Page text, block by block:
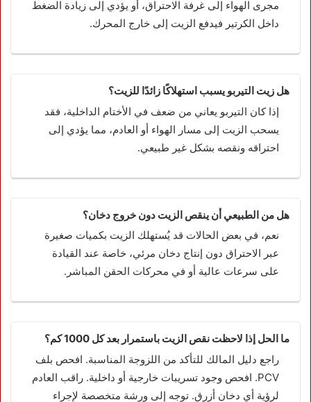
مجرى الهواء إلى غرفة الاحتراق، أو يؤدي إلى زيادة الضغط
داخل الكرتير فيدفع الزيت إلى خارج المحرك.
هل زيت التيربو يسبب استهلاكًا زائدًا للزيت؟
إذا كان التيربو يعاني من ضعف في الأختام الداخلية، فقد
يسحب الزيت إلى مسار الهواء أو العادم، مما يؤدي إلى
احتراقه ونقصه بشكل غير طبيعي.
هل من الطبيعي أن ينقص الزيت دون خروج دخان؟
نعم، في بعض الحالات قد يُستهلك الزيت بكميات صغيرة
عبر الاحتراق دون إنتاج دخان مرئي، خاصة عند القيادة
على سرعات عالية أو في محركات الحقن المباشر.
ما الحل إذا لاحظت نقص الزيت باستمرار بعد كل 1000 كم؟
راجع دليل المالك للتأكد من اللزوجة المناسبة. افحص بلف
PCV. افحص وجود تسريبات خارجية أو داخلية. راقب العادم
لرؤية أي دخان أزرق. توجه إلى ورشة متخصصة لإجراء